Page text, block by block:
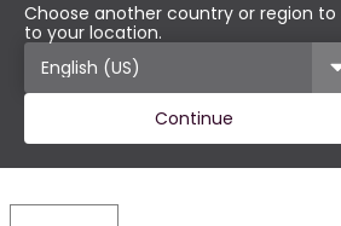
Choose another country or region
to your location.
Continue